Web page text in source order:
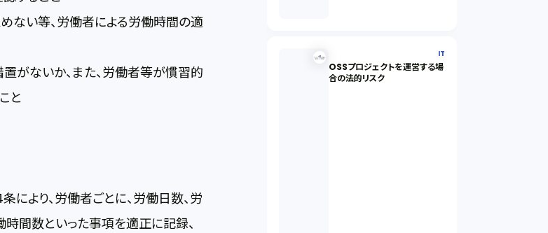
ない等、労働者による労働時間の適
がないか、また、労働者等が慣習的
と
より、労働者ごとに、労働日数、労
間数といった事項を適正に記録、
IT
OSSプロジェクトを運営する場
合の法的リスク